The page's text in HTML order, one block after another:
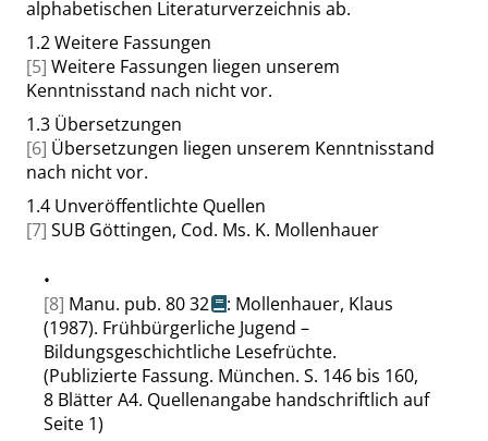
alphabetischen Literaturverzeichnis ab.
1.2Weitere Fassungen
[5] Weitere Fassungen liegen unserem
Kenntnisstand nach nicht vor.
1.3 Übersetzungen
[6] Übersetzungen liegen unserem Kenntnisstand
nach nicht vor.
1.4 Unveröffentlichte Quellen
[7] SUB Göttingen, Cod. Ms. K. Mollenhauer
•
[8] Manu. pub. 80 32
: Mollenhauer, Klaus
(1987). Frühbürgerliche Jugend –
Bildungsgeschichtliche Lesefrüchte.
(Publizierte Fassung. München. S. 146 bis 160,
8 Blätter A4. Quellenangabe handschriftlich auf
Seite 1)